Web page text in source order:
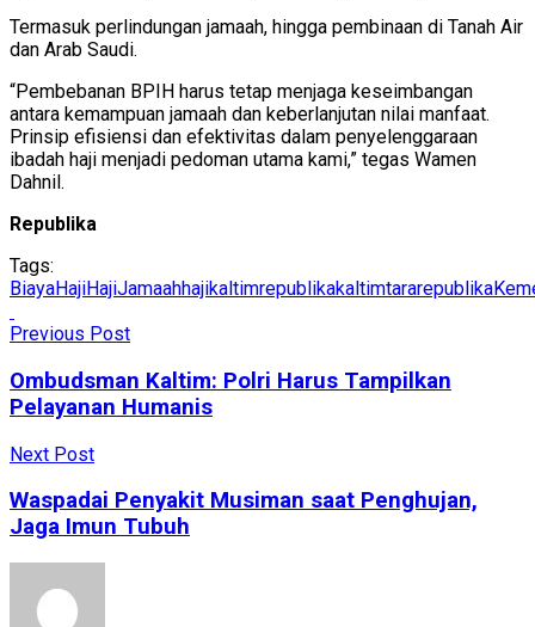
Termasuk perlindungan jamaah, hingga pembinaan di Tanah Air
dan Arab Saudi.
“Pembebanan BPIH harus tetap menjaga keseimbangan
antara kemampuan jamaah dan keberlanjutan nilai manfaat.
Prinsip efisiensi dan efektivitas dalam penyelenggaraan
ibadah haji menjadi pedoman utama kami,” tegas Wamen
Dahnil.
Republika
Tags:
BiayaHajiHajiJamaahhajikaltimrepublikakaltimtararepublika
Previous Post
Ombudsman Kaltim: Polri Harus Tampilkan
Pelayanan Humanis
Next Post
Waspadai Penyakit Musiman saat Penghujan,
Jaga Imun Tubuh